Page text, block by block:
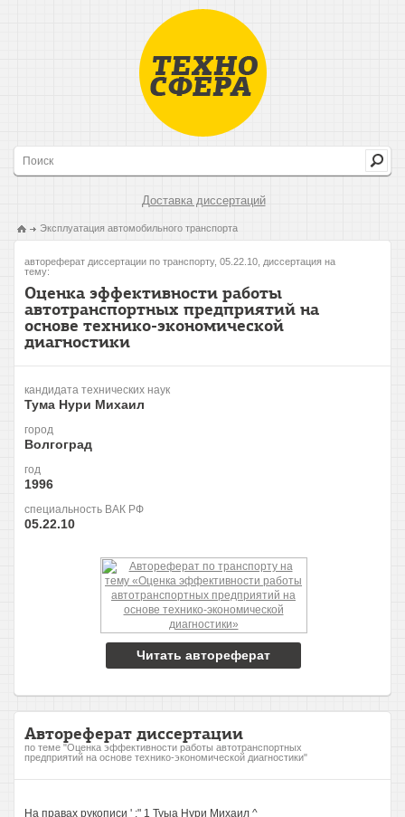
Доставка диссертаций
Эксплуатация автомобильного транспорта
автореферат диссертации по транспорту, 05.22.10, диссертация на
тему:
Оценка эффективности работы
автотранспортных предприятий на
основе технико-экономической
диагностики
кандидата технических наук
Тума Нури Михаил
город
Волгоград
год
1996
специальность ВАК РФ
05.22.10
Читать автореферат
Автореферат диссертации
по теме "Оценка эффективности работы автотранспортных
предприятий на основе технико-экономической диагностики"
На правах рукописи ' ;" 1 Туыа Нури Михаил ^